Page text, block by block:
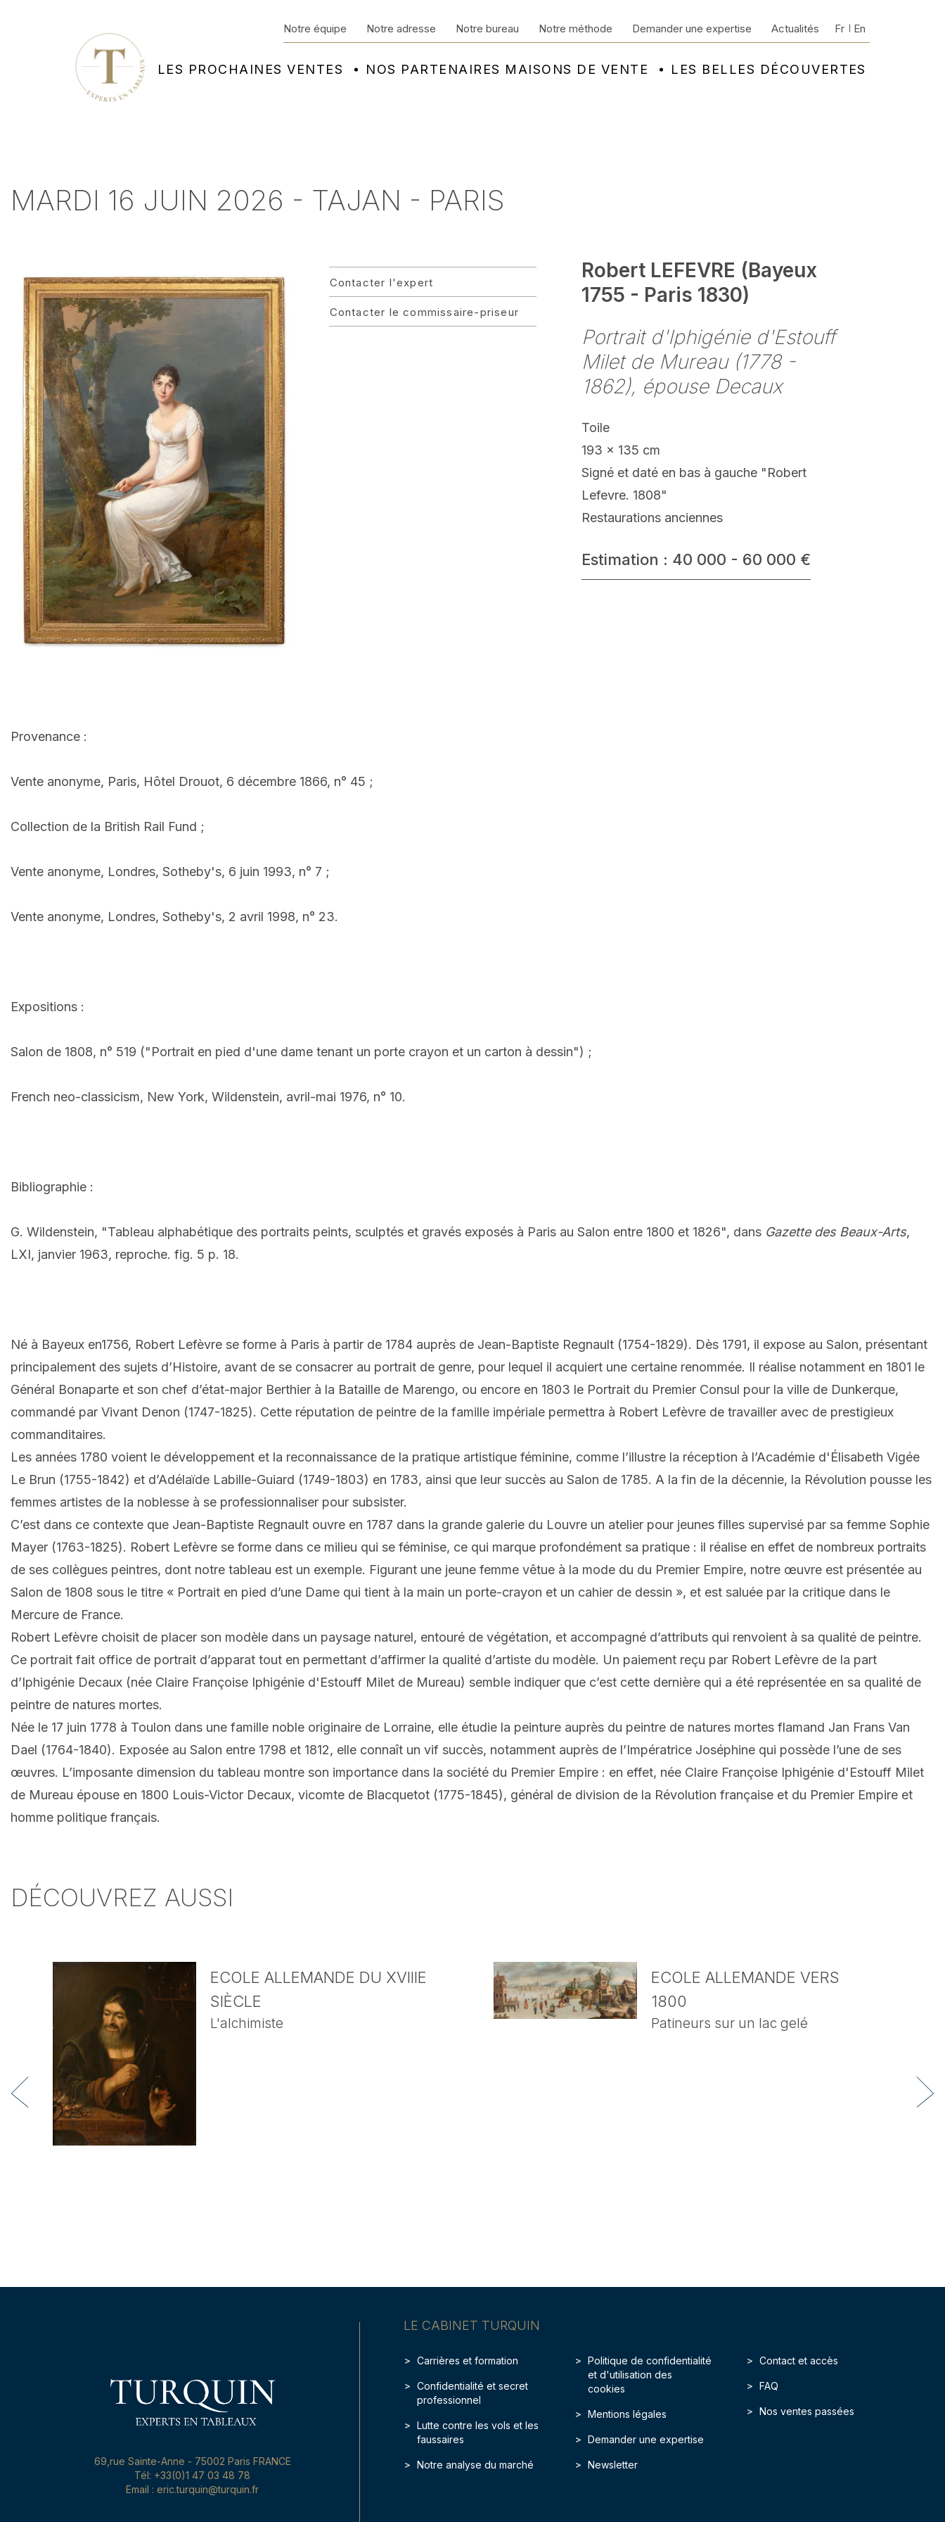
LES PROCHAINES VENTES NOS PARTENAIRES MAISONS DE VENTE LES BELLES DÉCOUVERTES
Notre équipe Notre adresse Notre bureau Notre méthode Demander une expertise Actualités Fr En
MARDI 16 JUIN 2026 - TAJAN - PARIS
Contacter l'expert
Contacter le commissaire-priseur
Robert LEFEVRE (Bayeux
1755 - Paris 1830)
Portrait d'Iphigénie d'Estouff
Milet de Mureau (1778 -
1862), épouse Decaux
Toile
193 x 135 cm
Signé et daté en bas à gauche "Robert
Lefevre. 1808"
Restaurations anciennes
Estimation : 40 000 - 60 000 €
Provenance :
Vente anonyme, Paris, Hôtel Drouot, 6 décembre 1866, n° 45 ;
Collection de la British Rail Fund ;
Vente anonyme, Londres, Sotheby's, 6 juin 1993, n° 7 ;
Vente anonyme, Londres, Sotheby's, 2 avril 1998, n° 23.
Expositions :
Salon de 1808, n° 519 ("Portrait en pied d'une dame tenant un porte crayon et un carton à dessin") ;
French neo-classicism, New York, Wildenstein, avril-mai 1976, n° 10.
Bibliographie :
G. Wildenstein, "Tableau alphabétique des portraits peints, sculptés et gravés exposés à Paris au Salon entre 1800 et 1826", dans Gazette des Beaux-Arts,
LXI, janvier 1963, reproche. fig. 5 p. 18.
Né à Bayeux en1756, Robert Lefèvre se forme à Paris à partir de 1784 auprès de Jean-Baptiste Regnault (1754-1829). Dès 1791, il expose au Salon, présentant
principalement des sujets d’Histoire, avant de se consacrer au portrait de genre, pour lequel il acquiert une certaine renommée. Il réalise notamment en 1801 le
Général Bonaparte et son chef d’état-major Berthier à la Bataille de Marengo, ou encore en 1803 le Portrait du Premier Consul pour la ville de Dunkerque,
commandé par Vivant Denon (1747-1825). Cette réputation de peintre de la famille impériale permettra à Robert Lefèvre de travailler avec de prestigieux
commanditaires.
Les années 1780 voient le développement et la reconnaissance de la pratique artistique féminine, comme l’illustre la réception à l’Académie d'Élisabeth Vigée
Le Brun (1755-1842) et d’Adélaïde Labille-Guiard (1749-1803) en 1783, ainsi que leur succès au Salon de 1785. A la fin de la décennie, la Révolution pousse les
femmes artistes de la noblesse à se professionnaliser pour subsister.
C’est dans ce contexte que Jean-Baptiste Regnault ouvre en 1787 dans la grande galerie du Louvre un atelier pour jeunes filles supervisé par sa femme Sophie
Mayer (1763-1825). Robert Lefèvre se forme dans ce milieu qui se féminise, ce qui marque profondément sa pratique : il réalise en effet de nombreux portraits
de ses collègues peintres, dont notre tableau est un exemple. Figurant une jeune femme vêtue à la mode du du Premier Empire, notre œuvre est présentée au
Salon de 1808 sous le titre « Portrait en pied d’une Dame qui tient à la main un porte-crayon et un cahier de dessin », et est saluée par la critique dans le
Mercure de France.
Robert Lefèvre choisit de placer son modèle dans un paysage naturel, entouré de végétation, et accompagné d’attributs qui renvoient à sa qualité de peintre.
Ce portrait fait office de portrait d’apparat tout en permettant d’affirmer la qualité d’artiste du modèle. Un paiement reçu par Robert Lefèvre de la part
d’Iphigénie Decaux (née Claire Françoise Iphigénie d'Estouff Milet de Mureau) semble indiquer que c’est cette dernière qui a été représentée en sa qualité de
peintre de natures mortes.
Née le 17 juin 1778 à Toulon dans une famille noble originaire de Lorraine, elle étudie la peinture auprès du peintre de natures mortes flamand Jan Frans Van
Dael (1764-1840). Exposée au Salon entre 1798 et 1812, elle connaît un vif succès, notamment auprès de l’Impératrice Joséphine qui possède l’une de ses
œuvres. L’imposante dimension du tableau montre son importance dans la société du Premier Empire : en effet, née Claire Françoise Iphigénie d'Estouff Milet
de Mureau épouse en 1800 Louis-Victor Decaux, vicomte de Blacquetot (1775-1845), général de division de la Révolution française et du Premier Empire et
homme politique français.
DÉCOUVREZ AUSSI
ECOLE ALLEMANDE DU XVIIIE
SIÈCLE
L'alchimiste
ECOLE ALLEMANDE VERS
1800
Patineurs sur un lac gelé
LE CABINET TURQUIN
Carrières et formation
Confidentialité et secret
professionnel
Lutte contre les vols et les
faussaires
Notre analyse du marché
Politique de confidentialité
et d'utilisation des
cookies
Mentions légales
Demander une expertise
Newsletter
Contact et accès
FAQ
Nos ventes passées
69,rue Sainte-Anne - 75002 Paris FRANCE
Tél: +33(0)1 47 03 48 78
Email : eric.turquin@turquin.fr